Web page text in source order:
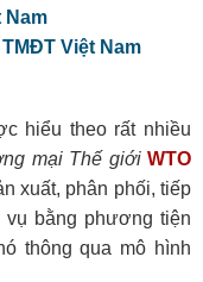
Nam
Việt Nam
hiểu theo rất nhiều
mại Thế giới WTO
xuất, phân phối, tiếp
bằng phương tiện
thông qua mô hình